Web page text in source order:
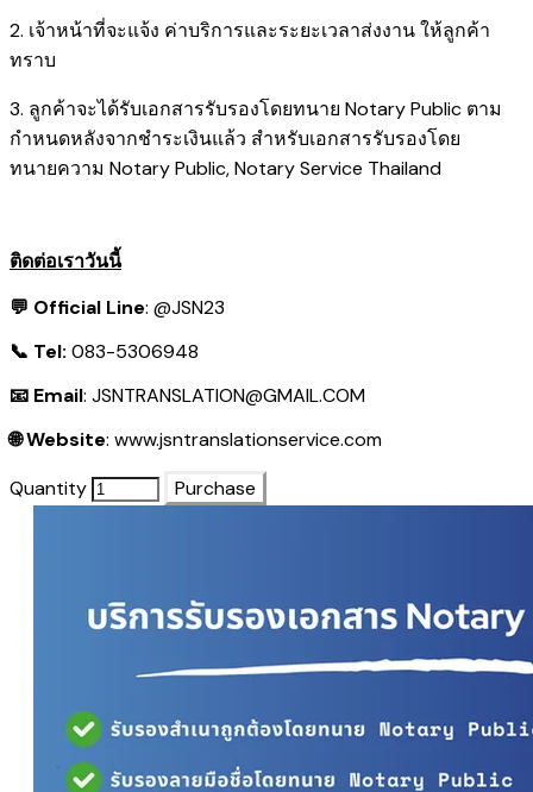
2. เจ้าหน้าที่จะแจ้ง ค่าบริการและระยะเวลาส่งงาน ให้ลูกค้า
ทราบ
3. ลูกค้าจะได้รับเอกสารรับรองโดยทนาย Notary Public ตาม
กำหนดหลังจากชำระเงินแล้ว สำหรับเอกสารรับรองโดย
ทนายความ Notary Public, Notary Service Thailand
ติดต่อเราวันนี้
💬 Official Line: @JSN23
📞 Tel: 083-5306948
📧 Email: JSNTRANSLATION@GMAIL.COM
🌐 Website: www.jsntranslationservice.com
Quantity
Purchase